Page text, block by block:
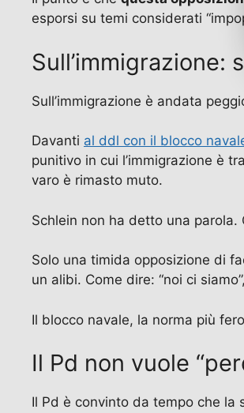
esporsi su temi considerati
Sull’immigrazione è andata
Davanti al ddl con il blocco
punitivo in cui l’immigrazione è
varo è rimasto muto.
Schlein non ha detto una
Solo una timida opposizione di
un alibi. Come dire: “noi ci
Il blocco navale, la norma più
Il Pd non vuole
Il Pd è convinto da tempo che la